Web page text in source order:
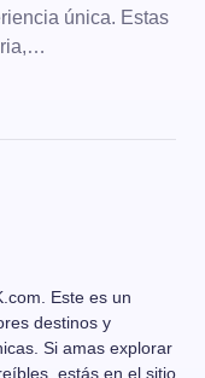
única. Estas
Este es un
destinos y
Si amas explorar
estás en el sitio